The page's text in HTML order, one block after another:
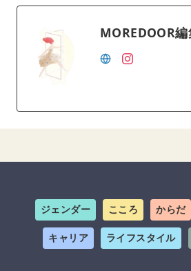
MOREDOOR
ジェンダー こころ からだ
キャリア ライフスタイル